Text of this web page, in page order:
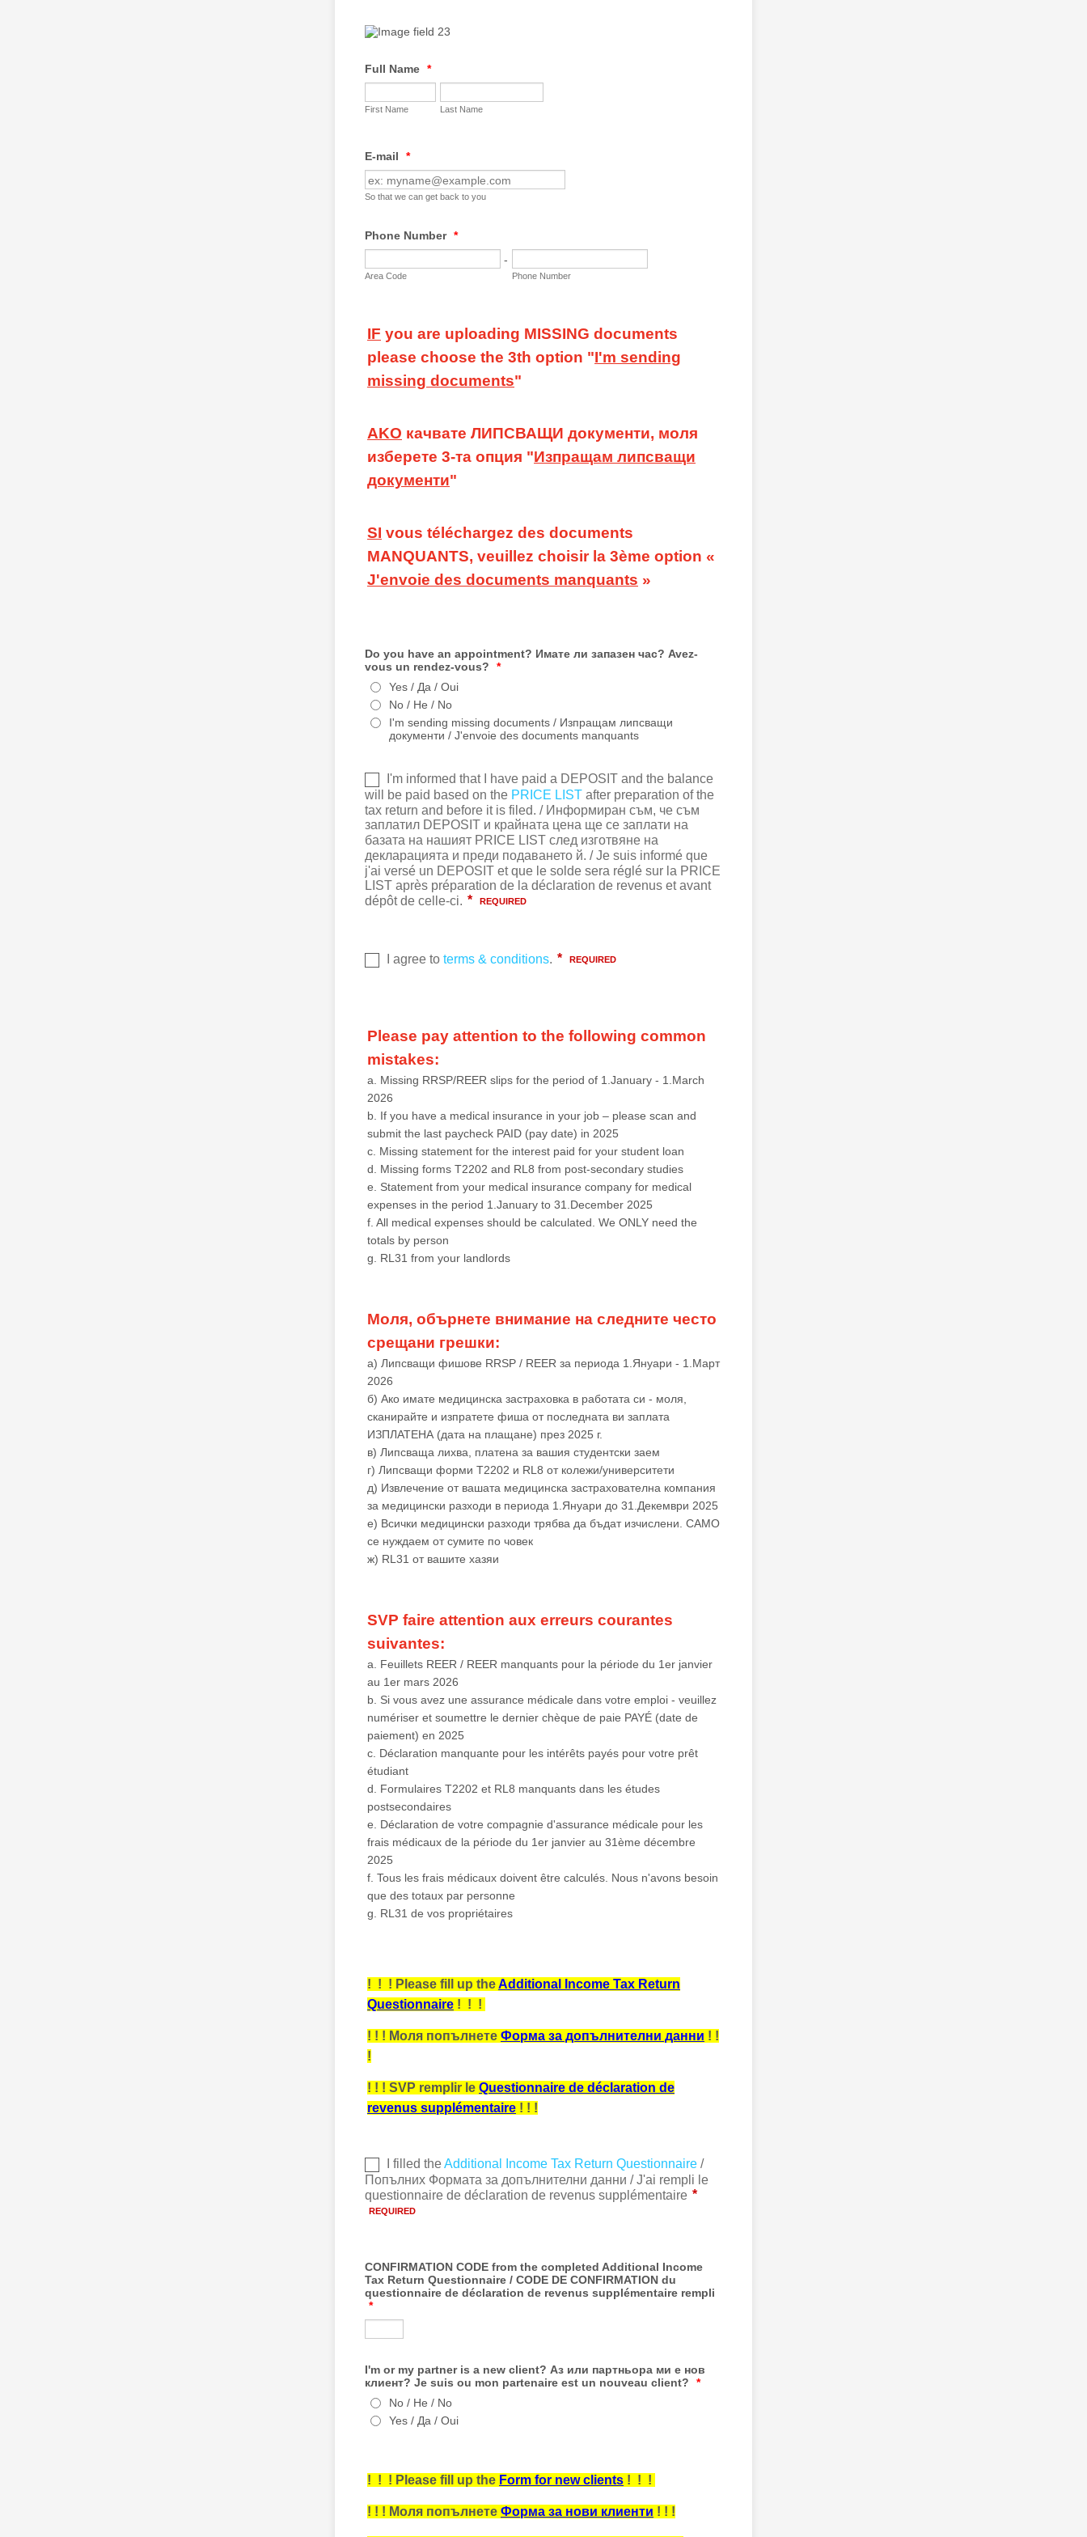
Full Name *
First Name Last Name
E-mail *
So that we can get back to you
Phone Number *
-
Area Code Phone Number
IF you are uploading MISSING documents
please choose the 3th option "I'm sending
missing documents"
AKO качвате ЛИПСВАЩИ документи, моля
изберете 3-та опция "Изпращам липсващи
документи"
SI vous téléchargez des documents
MANQUANTS, veuillez choisir la 3ème option «
J'envoie des documents manquants »
Do you have an appointment? Имате ли запазен час? Avez-
vous un rendez-vous?
*
Yes / Да / Oui
No / Не / No
I'm sending missing documents / Изпращам липсващи
документи / J'envoie des documents manquants
Please pay attention to the following common
mistakes:
a. Missing RRSP/REER slips for the period of 1.January - 1.March
2026
b. If you have a medical insurance in your job – please scan and
submit the last paycheck PAID (pay date) in 2025
c. Missing statement for the interest paid for your student loan
d. Missing forms T2202 and RL8 from post-secondary studies
e. Statement from your medical insurance company for medical
expenses in the period 1.January to 31.December 2025
f. All medical expenses should be calculated. We ONLY need the
totals by person
g. RL31 from your landlords
Моля, обърнете внимание на следните често
срещани грешки:
а) Липсващи фишове RRSP / REER за периода 1.Януари - 1.Март
2026
б) Ако имате медицинска застраховка в работата си - моля,
сканирайте и изпратете фиша от последната ви заплата
ИЗПЛАТЕНА (дата на плащане) през 2025 г.
в) Липсваща лихва, платена за вашия студентски заем
г) Липсващи форми T2202 и RL8 от колежи/университети
д) Извлечение от вашата медицинска застрахователна компания
за медицински разходи в периода 1.Януари до 31.Декември 2025
е) Всички медицински разходи трябва да бъдат изчислени. САМО
се нуждаем от сумите по човек
ж) RL31 от вашите хазяи
SVP faire attention aux erreurs courantes
suivantes:
a. Feuillets REER / REER manquants pour la période du 1er janvier
au 1er mars 2026
b. Si vous avez une assurance médicale dans votre emploi - veuillez
numériser et soumettre le dernier chèque de paie PAYÉ (date de
paiement) en 2025
c. Déclaration manquante pour les intérêts payés pour votre prêt
étudiant
d. Formulaires T2202 et RL8 manquants dans les études
postsecondaires
e. Déclaration de votre compagnie d'assurance médicale pour les
frais médicaux de la période du 1er janvier au 31ème décembre
2025
f. Tous les frais médicaux doivent être calculés. Nous n'avons besoin
que des totaux par personne
g. RL31 de vos propriétaires
! ! ! Please fill up theAdditional Income Tax Return
Questionnaire ! ! !
! ! ! Моля попълнете Форма за допълнителни данни ! !
!
! ! ! SVP remplir le Questionnaire de déclaration de
revenus supplémentaire ! ! !
CONFIRMATION CODE from the completed Additional Income
Tax Return Questionnaire / CODE DE CONFIRMATION du
questionnaire de déclaration de revenus supplémentaire rempli
*
I'm or my partner is a new client? Аз или партньора ми е нов
клиент? Je suis ou mon partenaire est un nouveau client?
*
No / Не / No
Yes / Да / Oui
! ! ! Please fill up the Form for new clients ! ! !
! ! ! Моля попълнете Форма за нови клиенти ! ! !